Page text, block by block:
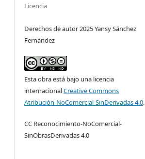
Licencia
Derechos de autor 2025 Yansy Sánchez
Fernández
Esta obra está bajo una licencia
internacionalCreative Commons
Atribución-NoComercial-SinDerivadas 4.0.
CC Reconocimiento-NoComercial-
SinObrasDerivadas 4.0